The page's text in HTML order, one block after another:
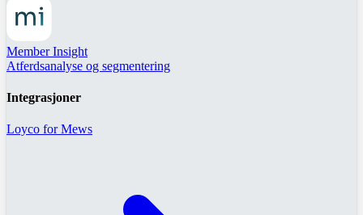
Member Insight
Atferdsanalyse og segmentering
Integrasjoner
Loyco for Mews